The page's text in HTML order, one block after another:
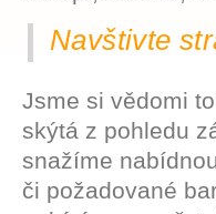
Navštivte
Jsme si vědomi
skýtá z pohledu
snažíme
či požadované